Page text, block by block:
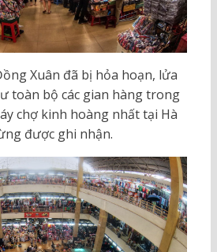
Xuân đã bị hỏa hoạn, lửa
toàn bộ các gian hàng trong
chợ kinh hoàng nhất tại Hà
được ghi nhận.